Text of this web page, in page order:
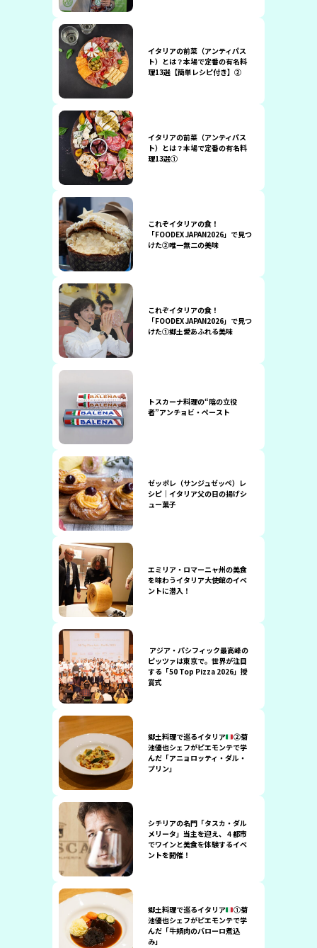
イタリアの前菜（アンティパス
ト）とは？本場で定番の有名料
理13選【簡単レシピ付き】②
イタリアの前菜（アンティパス
ト）とは？本場で定番の有名料
理13選①
これぞイタリアの食！
「FOODEX JAPAN2026」で見つ
けた②唯一無二の美味
これぞイタリアの食！
「FOODEX JAPAN2026」で見つ
けた①郷土愛あふれる美味
トスカーナ料理の“陰の立役
者”アンチョビ・ペースト
ゼッポレ（サンジュゼッペ）レ
シピ｜イタリア父の日の揚げシ
ュー菓子
エミリア・ロマーニャ州の美食
を味わうイタリア大使館のイベ
ントに潜入！
アジア・パシフィック最高峰の
ピッツァは東京で。世界が注目
する「50 Top Pizza 2026」授
賞式
郷土料理で巡るイタリア
②菊
池優也シェフがピエモンテで学
んだ「アニョロッティ・ダル・
プリン」
シチリアの名門「タスカ・ダル
メリータ」当主を迎え、４都市
でワインと美食を体験するイベ
ントを開催！
郷土料理で巡るイタリア
①菊
池優也シェフがピエモンテで学
んだ「牛頬肉のバローロ煮込
み」